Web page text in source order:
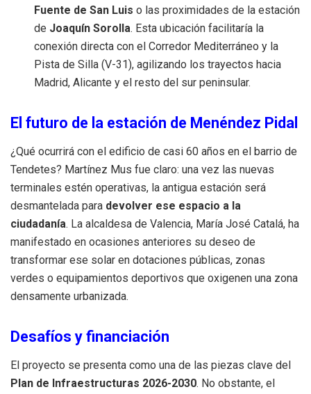
Fuente de San Luis o las proximidades de la estación
de Joaquín Sorolla. Esta ubicación facilitaría la
conexión directa con el Corredor Mediterráneo y la
Pista de Silla (V-31), agilizando los trayectos hacia
Madrid, Alicante y el resto del sur peninsular.
El futuro de la estación de Menéndez Pidal
¿Qué ocurrirá con el edificio de casi 60 años en el barrio de
Tendetes? Martínez Mus fue claro: una vez las nuevas
terminales estén operativas, la antigua estación será
desmantelada para devolver ese espacio a la
ciudadanía. La alcaldesa de Valencia, María José Catalá, ha
manifestado en ocasiones anteriores su deseo de
transformar ese solar en dotaciones públicas, zonas
verdes o equipamientos deportivos que oxigenen una zona
densamente urbanizada.
Desafíos y financiación
El proyecto se presenta como una de las piezas clave del
Plan de Infraestructuras 2026-2030. No obstante, el